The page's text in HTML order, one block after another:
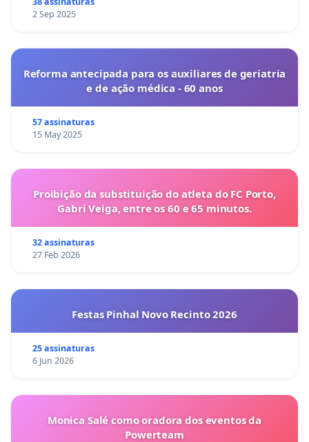
2 Sep 2025
Reforma antecipada para os auxiliares de geriatria
e de ação médica - 60 anos
57 assinaturas
15 May 2025
Proibição da substituição do atleta do FC Porto,
Gabri Veiga, entre os 60 e 65 minutos.
32 assinaturas
27 Feb 2026
Festas Pinhal Novo Recinto 2026
25 assinaturas
6 Jun 2026
Monica Salé como oradora dos eventos da
Powerteam